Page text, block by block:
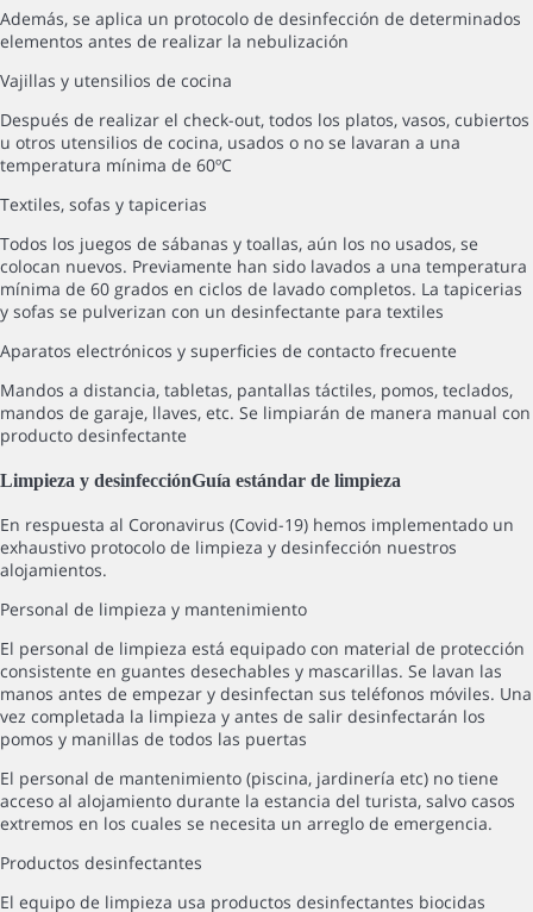
Además, se aplica un protocolo de desinfección de determinados
elementos antes de realizar la nebulización
Vajillas y utensilios de cocina
Después de realizar el check-out, todos los platos, vasos, cubiertos
u otros utensilios de cocina, usados o no se lavaran a una
temperatura mínima de 60ºC
Textiles, sofas y tapicerias
Todos los juegos de sábanas y toallas, aún los no usados, se
colocan nuevos. Previamente han sido lavados a una temperatura
mínima de 60 grados en ciclos de lavado completos. La tapicerias
y sofas se pulverizan con un desinfectante para textiles
Aparatos electrónicos y superficies de contacto frecuente
Mandos a distancia, tabletas, pantallas táctiles, pomos, teclados,
mandos de garaje, llaves, etc. Se limpiarán de manera manual con
producto desinfectante
Limpieza y desinfecciónGuía estándar de limpieza
En respuesta al Coronavirus (Covid-19) hemos implementado un
exhaustivo protocolo de limpieza y desinfección nuestros
alojamientos.
Personal de limpieza y mantenimiento
El personal de limpieza está equipado con material de protección
consistente en guantes desechables y mascarillas. Se lavan las
manos antes de empezar y desinfectan sus teléfonos móviles. Una
vez completada la limpieza y antes de salir desinfectarán los
pomos y manillas de todos las puertas
El personal de mantenimiento (piscina, jardinería etc) no tiene
acceso al alojamiento durante la estancia del turista, salvo casos
extremos en los cuales se necesita un arreglo de emergencia.
Productos desinfectantes
El equipo de limpieza usa productos desinfectantes biocidas